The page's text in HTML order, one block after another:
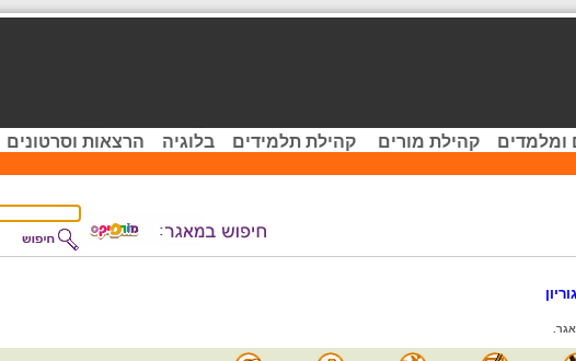
ומלמדים קהילת מורים קהילת תלמידים בלוגיה הרצאות וסרטונים